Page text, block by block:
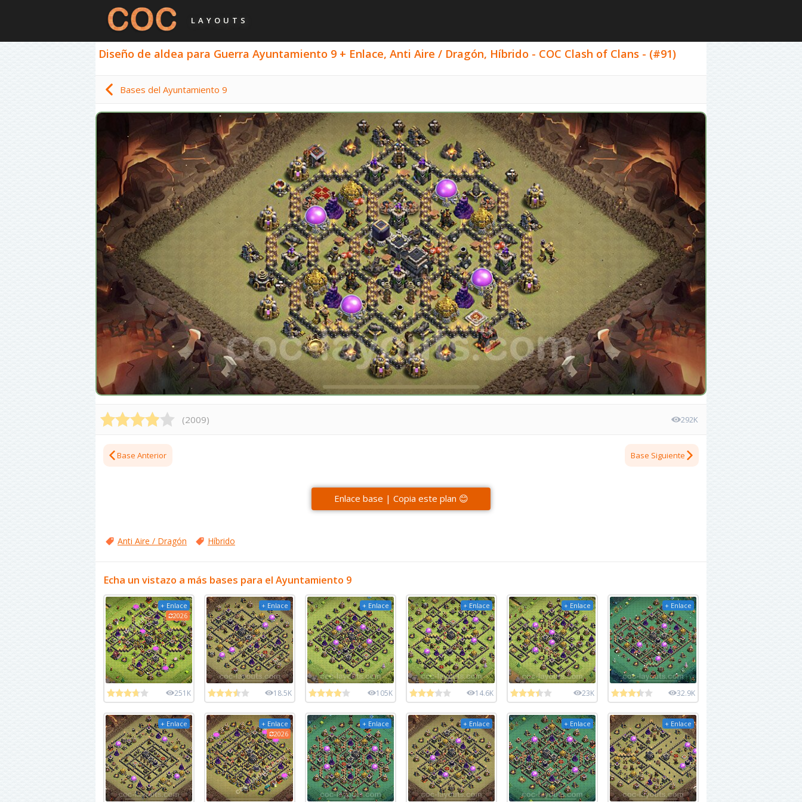
LAYOUTS
Diseño de aldea para Guerra Ayuntamiento 9 + Enlace, Anti Aire / Dragón, Híbrido - COC Clash of Clans - (#91)
Bases del Ayuntamiento 9
(2009) 292K
Base Anterior Base Siguiente
Enlace base | Copia este plan 😊
Anti Aire / Dragón Híbrido
Echa un vistazo a más bases para el Ayuntamiento 9
+ Enlace
2026
251K
+ Enlace
18.5K
+ Enlace
105K
+ Enlace
14.6K
+ Enlace
23K
+ Enlace
32.9K
+ Enlace
+ Enlace
2026
+ Enlace + Enlace + Enlace + Enlace